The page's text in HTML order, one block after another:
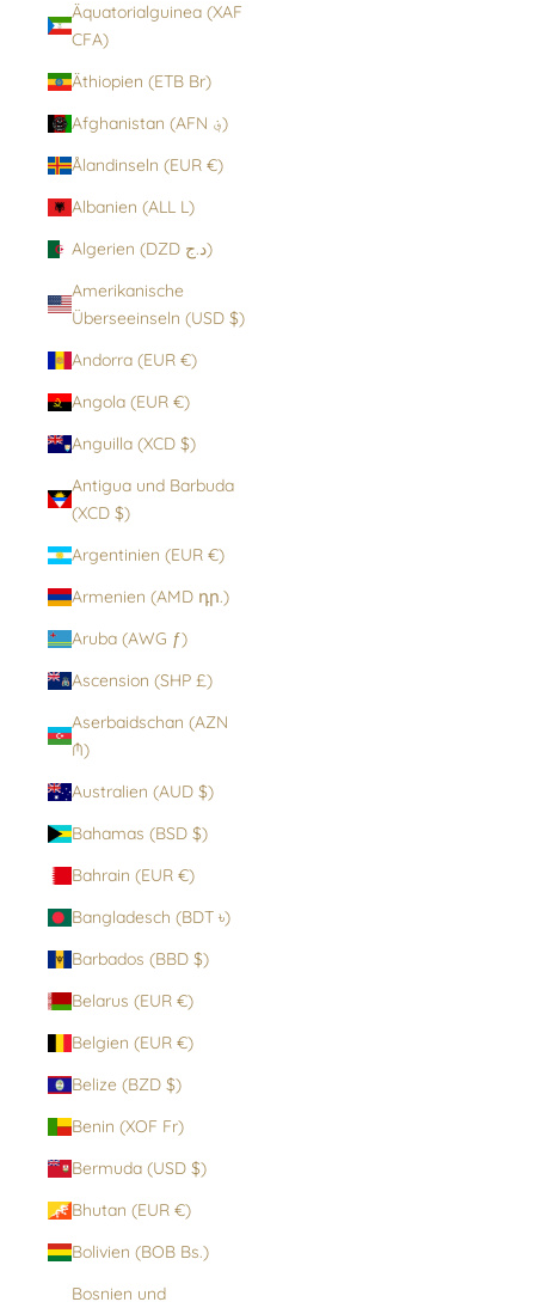
Äquatorialguinea (XAF
CFA)
Äthiopien (ETB Br)
Afghanistan (AFN ؋)
Ålandinseln (EUR €)
Albanien (ALL L)
Algerien (DZD د.ج)
Amerikanische
Überseeinseln (USD $)
Andorra (EUR €)
Angola (EUR €)
Anguilla (XCD $)
Antigua und Barbuda
(XCD $)
Argentinien (EUR €)
Armenien (AMD դր.)
Aruba (AWG ƒ)
Ascension (SHP £)
Aserbaidschan (AZN
₼)
Australien (AUD $)
Bahamas (BSD $)
Bahrain (EUR €)
Bangladesch (BDT ৳)
Barbados (BBD $)
Belarus (EUR €)
Belgien (EUR €)
Belize (BZD $)
Benin (XOF Fr)
Bermuda (USD $)
Bhutan (EUR €)
Bolivien (BOB Bs.)
Bosnien und